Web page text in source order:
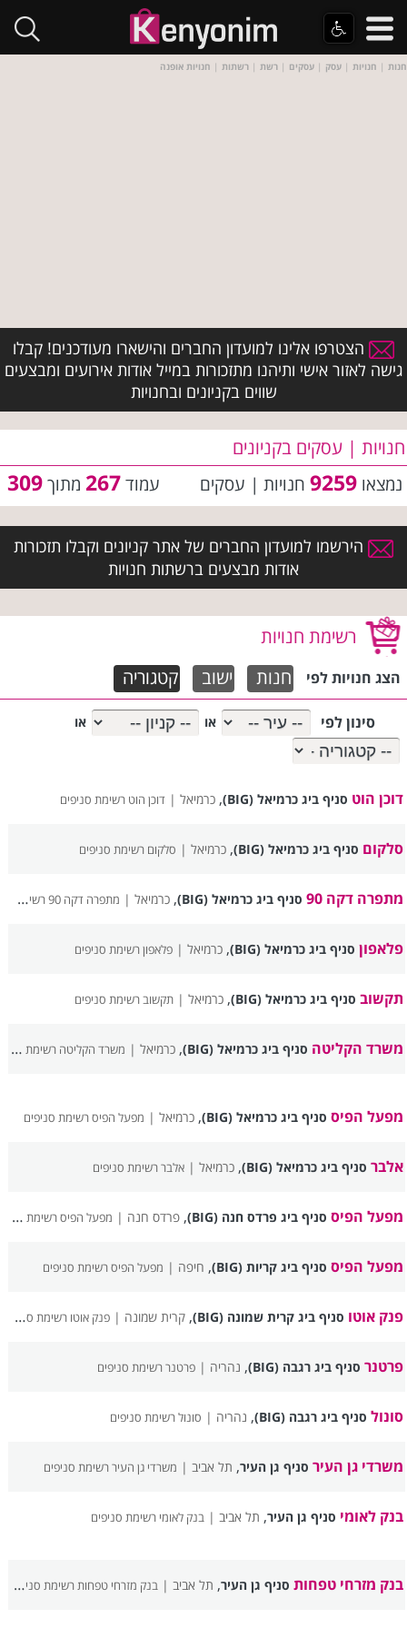
חנות | חנויות | עסק | עסקים | רשת | רשתות | חנויות אופנה
הצטרפו אלינו למועדון החברים והישארו מעודכנים! קבלו
גישה לאזור אישי ותיהנו מתזכורות במייל אודות אירועים ומבצעים
שווים בקניונים ובחנויות
חנויות | עסקים בקניונים
עמוד267 מתוך309 נמצאו 9259 חנויות | עסקים
הירשמו למועדון החברים של אתר קניונים וקבלו תזכורות
אודות מבצעים ברשתות חנויות
רשימת חנויות
הצג חנויות לפי חנות ישוב קטגוריה
סינון לפי או או
דוכן הוט סניף ביג כרמיאל (BIG) ,כרמיאל | דוכן הוט רשימת סניפים
סלקום סניף ביג כרמיאל (BIG) ,כרמיאל | סלקום רשימת סניפים
מתפרה דקה 90 סניף ביג כרמיאל (BIG) ,כרמיאל | מתפרה דקה 90 רשימת סניפים
פלאפון סניף ביג כרמיאל (BIG) ,כרמיאל |פלאפון רשימת סניפים
תקשוב סניף ביג כרמיאל (BIG) ,כרמיאל |תקשוב רשימת סניפים
משרד הקליטה סניף ביג כרמיאל (BIG) ,כרמיאל | משרד הקליטה רשימת סניפים
מפעל הפיס סניף ביג כרמיאל (BIG) ,כרמיאל | מפעל הפיס רשימת סניפים
אלבר סניף ביג כרמיאל (BIG) ,כרמיאל |אלבר רשימת סניפים
מפעל הפיס סניף ביג פרדס חנה (BIG) ,פרדס חנה | מפעל הפיס רשימת סניפים
מפעל הפיס סניף ביג קריות (BIG) , חיפה | מפעל הפיס רשימת סניפים
פנק אוטו סניף ביג קרית שמונה (BIG) ,קרית שמונה |פנק אוטו רשימת סניפים
פרטנר סניף ביג רגבה (BIG) , נהריה |פרטנר רשימת סניפים
סונול סניף ביג רגבה (BIG) , נהריה | סונול רשימת סניפים
משרדי גן העיר סניף גן העיר, תל אביב | משרדי גן העיר רשימת סניפים
בנק לאומי סניף גן העיר, תל אביב |בנק לאומי רשימת סניפים
בנק מזרחי טפחות סניף גן העיר, תל אביב |בנק מזרחי טפחות רשימת סניפים